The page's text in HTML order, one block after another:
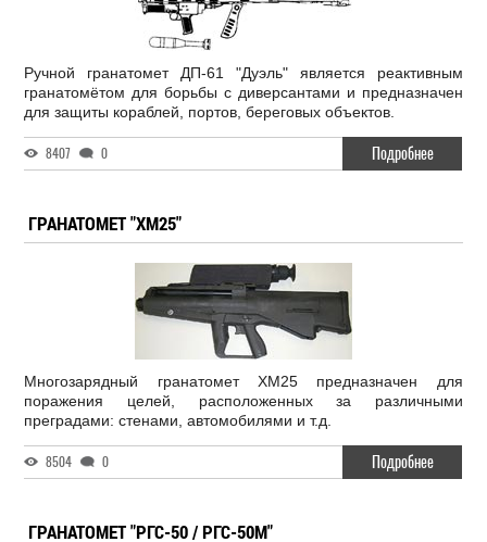
Ручной гранатомет ДП-61 "Дуэль" является реактивным
гранатомётом для борьбы с диверсантами и предназначен
для защиты кораблей, портов, береговых объектов.
8407 0 Подробнее
ГРАНАТОМЕТ "XM25"
Многозарядный гранатомет XM25 предназначен для
поражения целей, расположенных за различными
преградами: стенами, автомобилями и т.д.
8504 0 Подробнее
ГРАНАТОМЕТ "РГС-50 / РГС-50М"